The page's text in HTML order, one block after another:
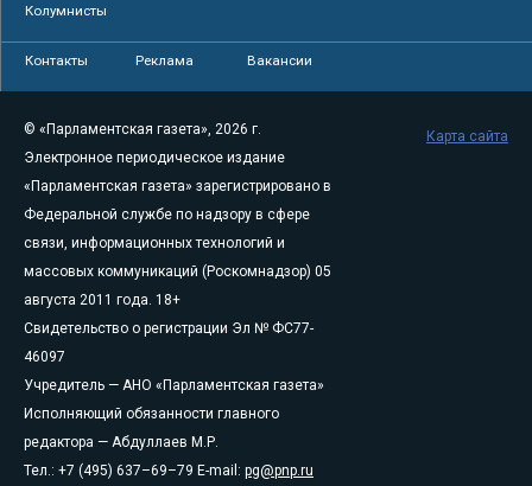
Колумнисты
Контакты Реклама Вакансии
© «Парламентская газета», 2026 г.
Электронное периодическое издание
«Парламентская газета» зарегистрировано в
Федеральной службе по надзору в сфере
связи, информационных технологий и
массовых коммуникаций (Роскомнадзор) 05
августа 2011 года. 18+
Свидетельство о регистрации Эл № ФС77-
46097
Учредитель — АНО «Парламентская газета»
Исполняющий обязанности главного
редактора — Абдуллаев М.Р.
Тел.: +7 (495) 637–69–79 E-mail: pg@pnp.ru
Карта сайта